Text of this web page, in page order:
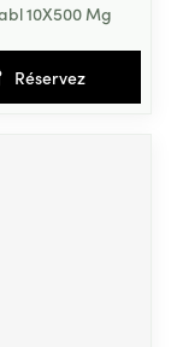
10X500 Mg
Réservez